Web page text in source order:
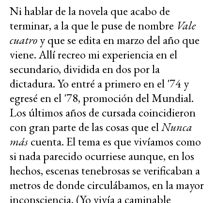
Ni hablar de la novela que acabo de
terminar, a la que le puse de nombre Vale
cuatroy que se edita en marzo del año que
viene. Allí recreo mi experiencia en el
secundario, dividida en dos por la
dictadura. Yo entré a primero en el '74 y
egresé en el '78, promoción del Mundial.
Los últimos años de cursada coincidieron
con gran parte de las cosas que elNunca
máscuenta. El tema es que vivíamos como
si nada parecido ocurriese aunque, en los
hechos, escenas tenebrosas se verificaban a
metros de donde circulábamos, en la mayor
inconsciencia. (Yo vivía a caminable